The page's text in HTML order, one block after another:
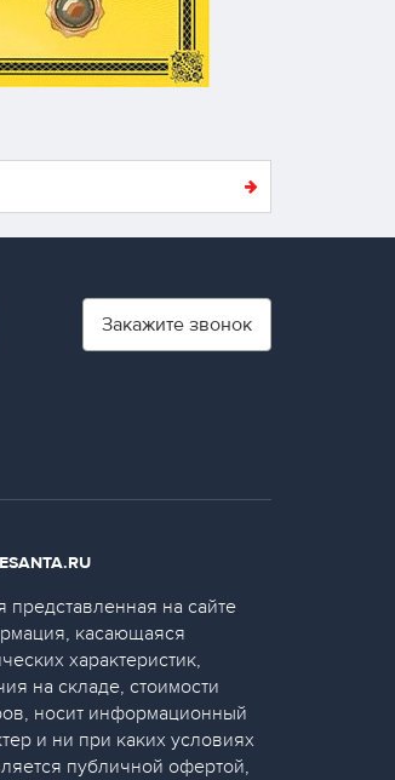
Закажите звонок
представленная на сайте
касающаяся
характеристик,
на складе, стоимости
носит информационный
и ни при каких условиях
публичной офертой,